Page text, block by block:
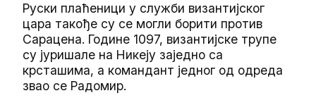
Руски плаћеници у служби византијског
цара такође су се могли борити против
Сарацена. Године 1097, византијске трупе
су јуришале на Никеју заједно са
крсташима, а командант једног од одреда
звао се Радомир.